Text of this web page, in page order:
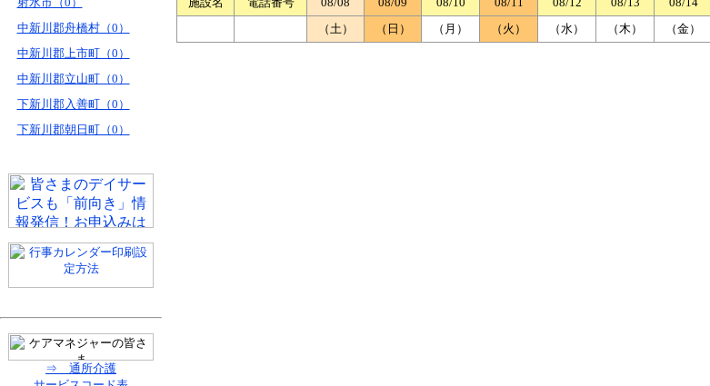
中新川郡舟橋村（0）
中新川郡上市町（0）
中新川郡立山町（0）
下新川郡入善町（0）
下新川郡朝日町（0）
⇒ 通所介護
（土）
（日） （月） （火） （水） （木） （金）